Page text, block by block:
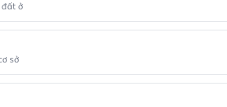
đất ở
sở